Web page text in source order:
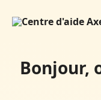
Bonjour,